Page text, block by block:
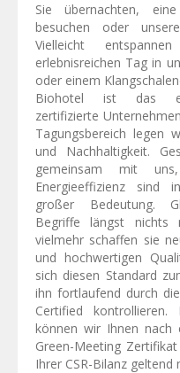
Sie übernachten,
besuchen oder
Vielleicht
erlebnisreichen Tag in
oder einem
Biohotel ist das
zertifizierte
Tagungsbereich legen
und Nachhaltigkeit.
gemeinsam mit
Energieeffizienz sind
großer Bedeutung.
Begriffe längst
vielmehr schaffen sie
und hochwertigen
sich diesen Standard
ihn fortlaufend durch
Certified
können wir Ihnen nach
Green-Meeting
Ihrer CSR-Bilanz geltend